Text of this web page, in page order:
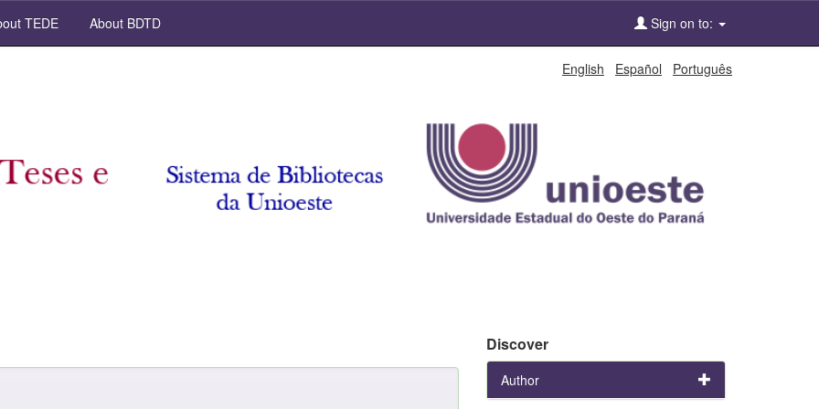
TEDE About BDTD Sign on to:
English Español Português
Discover
Author